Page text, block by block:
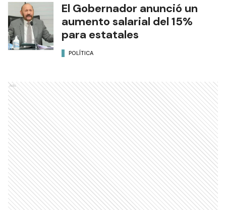
El Gobernador anunció un
aumento salarial del 15%
para estatales
POLÍTICA
Ads